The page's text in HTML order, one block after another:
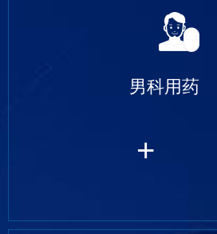
男科用药
+